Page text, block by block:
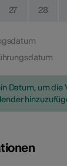
27 28
Datum, um